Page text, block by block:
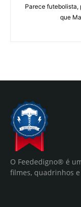
Parece futebolista,
que
O Feededigno® é
filmes, quadrinhos e